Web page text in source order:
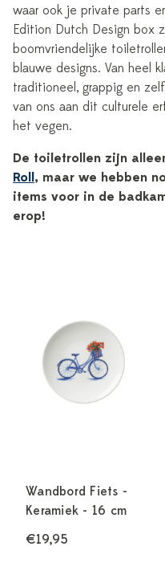
waar ook je private parts
Edition Dutch Design box
boomvriendelijke
blauwe designs. Van heel
traditioneel, grappig en
van ons aan dit culturele
het vegen.
De toiletrollen zijn
Roll, maar we hebben
items voor in de
erop!
Wandbord Fiets -
Keramiek - 16 cm
€19,95